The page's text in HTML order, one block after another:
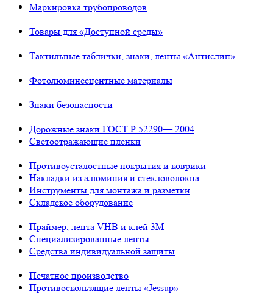
Маркировка трубопроводов
Товары для «Доступной среды»
Тактильные таблички, знаки, ленты «Антислип»
Фотолюминесцентные материалы
Знаки безопасности
Дорожные знаки ГОСТ Р 52290— 2004
Светоотражающие пленки
Противоусталостные покрытия и коврики
Накладки из алюминия и стекловолокна
Инструменты для монтажа и разметки
Складское оборудование
Праймер, лента VHB и клей 3М
Специализированные ленты
Средства индивидуальной защиты
Печатное производство
Противоскользящие ленты «Jessup»